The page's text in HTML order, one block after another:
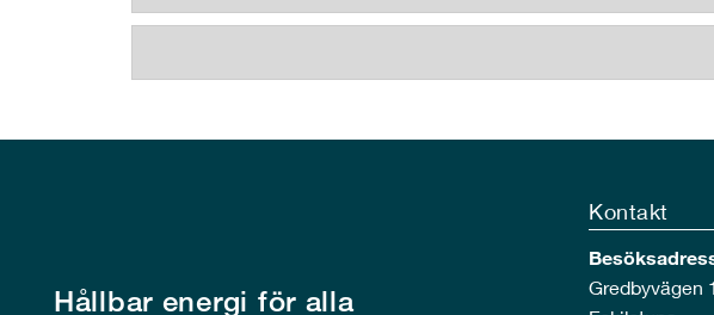
Hållbar energi för alla
Kontakt
Gredbyvägen